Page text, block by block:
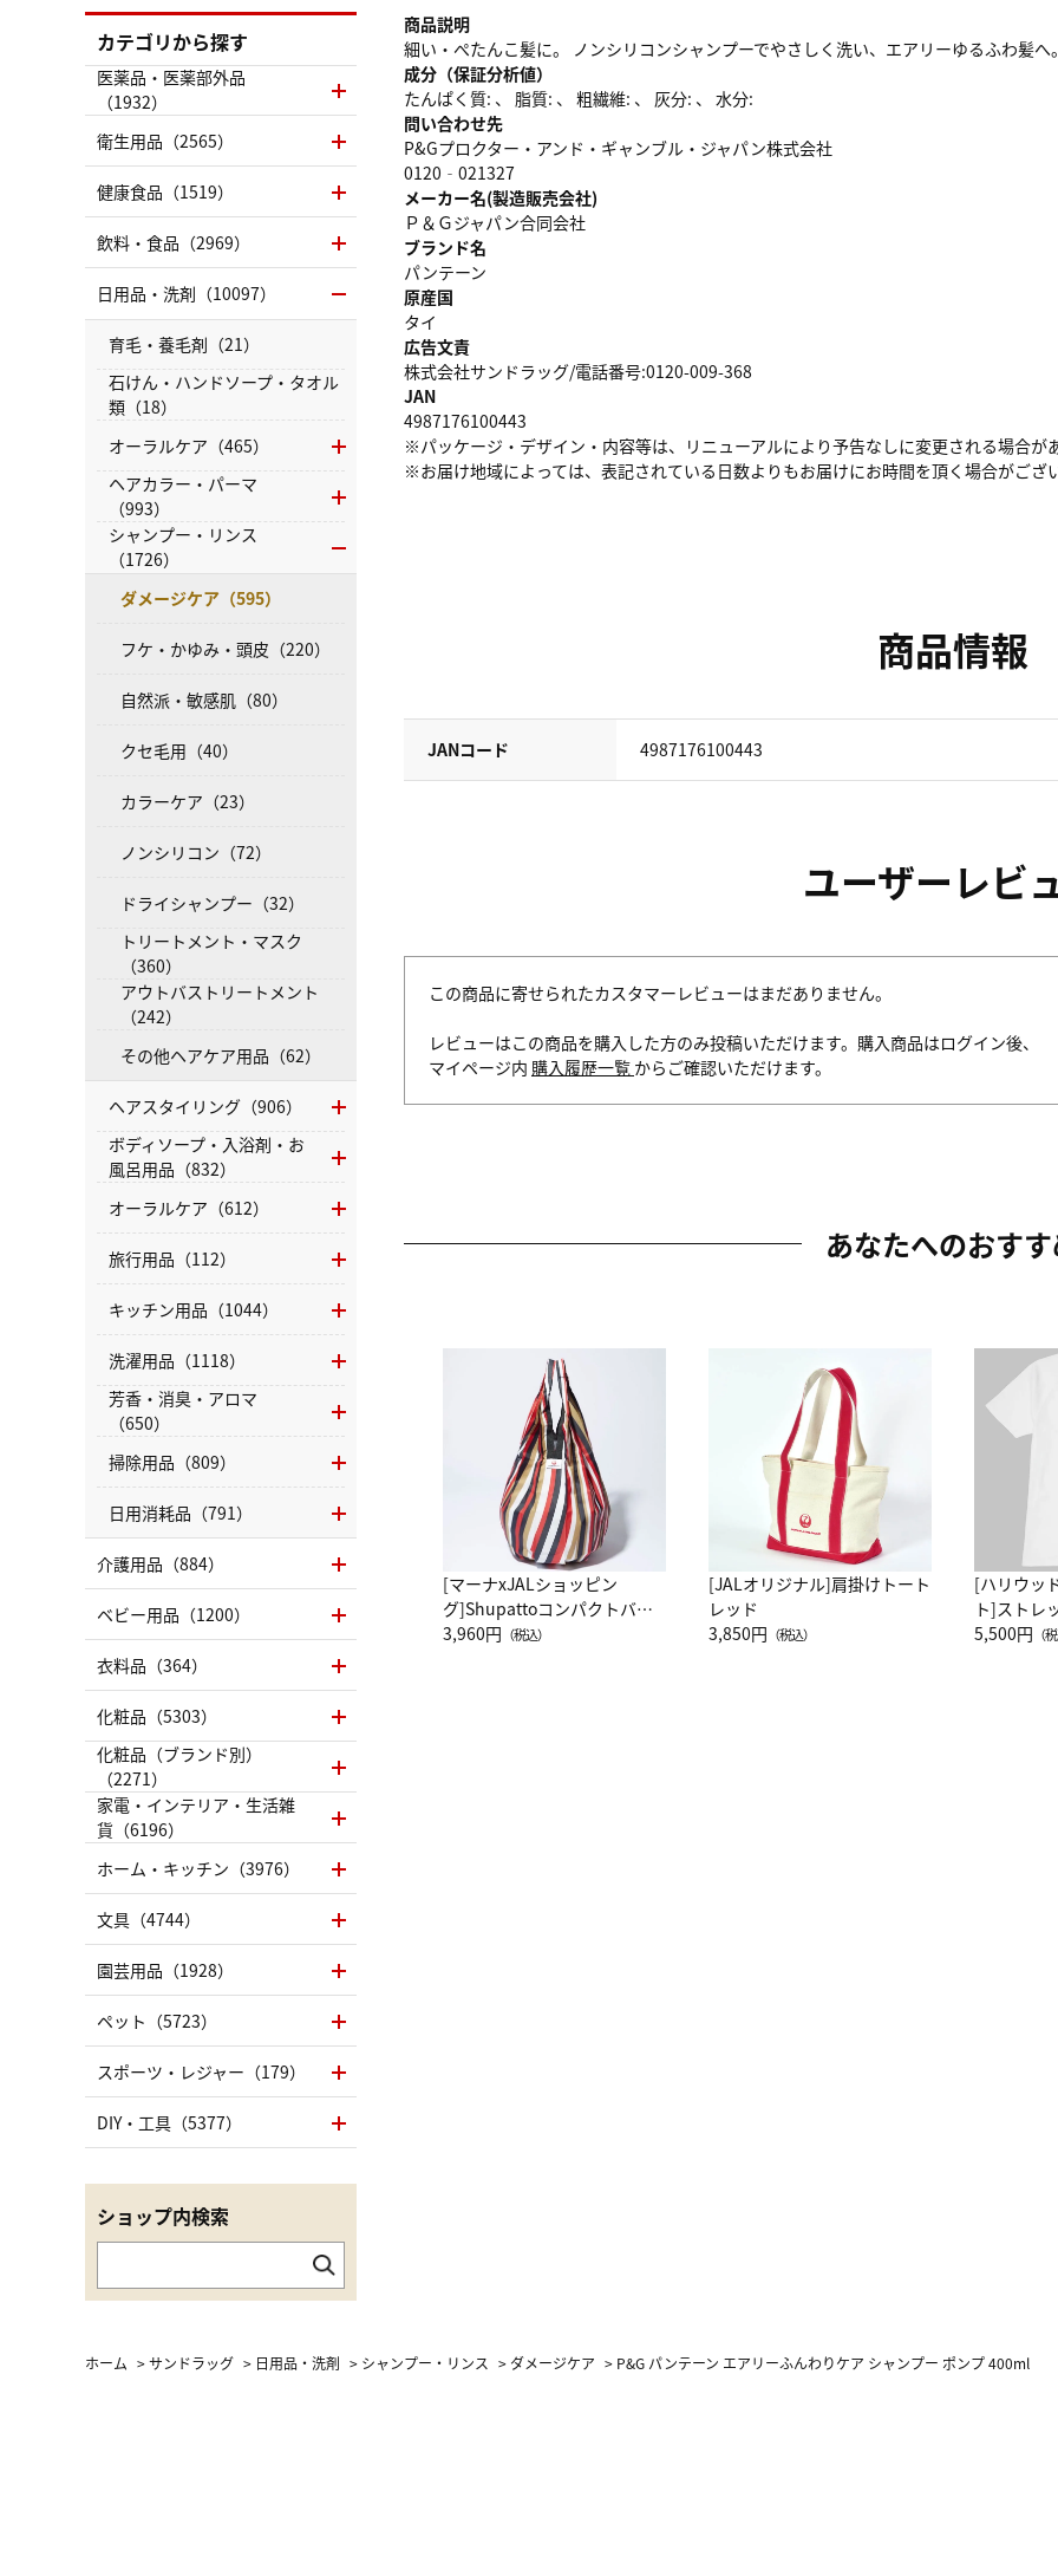
商品説明
細い・ぺたんこ髪に。 ノンシリコンシャンプーでやさしく洗い、エアリーゆるふわ髪へ
成分（保証分析値）
たんぱく質: 、 脂質: 、 粗繊維: 、 灰分: 、 水分:
問い合わせ先
P&Gプロクター・アンド・ギャンブル・ジャパン株式会社
0120‐021327
メーカー名(製造販売会社)
Ｐ＆Ｇジャパン合同会社
ブランド名
パンテーン
原産国
タイ
広告文責
株式会社サンドラッグ/電話番号:0120-009-368
JAN
4987176100443
※パッケージ・デザイン・内容等は、リニューアルにより予告なしに変更される場合が
※お届け地域によっては、表記されている日数よりもお届けにお時間を頂く場合がござい
商品情報
JANコード 4987176100443
ユーザーレビ
この商品に寄せられたカスタマーレビューはまだありません。
レビューはこの商品を購入した方のみ投稿いただけます。購入商品はログイン後、
マイページ内 購入履歴一覧 からご確認いただけます。
あなたへのおす
[マーナxJALショッピン
グ]Shupattoコンパクトバッ
グ Drop JAL客室乗務員
3,960円 （税込）
[JALオリジナル]肩掛けトート
レッド
3,850円 （税込）
[ハリウッ
ト]ストレ
ーネック別
5,500円 （
カテゴリから探す
医薬品・医薬部外品
（1932）
衛生用品（2565）
健康食品（1519）
飲料・食品（2969）
日用品・洗剤（10097）
育毛・養毛剤（21）
石けん・ハンドソープ・タオル
類（18）
オーラルケア（465）
ヘアカラー・パーマ
（993）
シャンプー・リンス
（1726）
ダメージケア（595）
フケ・かゆみ・頭皮（220）
自然派・敏感肌（80）
クセ毛用（40）
カラーケア（23）
ノンシリコン（72）
ドライシャンプー（32）
トリートメント・マスク
（360）
アウトバストリートメント
（242）
その他ヘアケア用品（62）
ヘアスタイリング（906）
ボディソープ・入浴剤・お
風呂用品（832）
オーラルケア（612）
旅行用品（112）
キッチン用品（1044）
洗濯用品（1118）
芳香・消臭・アロマ
（650）
掃除用品（809）
日用消耗品（791）
介護用品（884）
ベビー用品（1200）
衣料品（364）
化粧品（5303）
化粧品（ブランド別）
（2271）
家電・インテリア・生活雑
貨（6196）
ホーム・キッチン（3976）
文具（4744）
園芸用品（1928）
ペット（5723）
スポーツ・レジャー（179）
DIY・工具（5377）
ショップ内検索
ホーム >サンドラッグ > 日用品・洗剤 > シャンプー・リンス > ダメージケア > P&G パンテーン エアリーふんわりケア シャンプー ポンプ 400ml